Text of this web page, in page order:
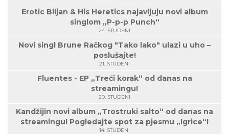
Erotic Biljan & His Heretics najavljuju novi album
singlom „P-p-p Punch“
24. STUDENI
Novi singl Brune Račkog "Tako lako" ulazi u uho –
poslušajte!
21. STUDENI
Fluentes - EP „Treći korak“ od danas na
streamingu!
20. STUDENI
Kandžijin novi album „Trostruki salto“ od danas na
streamingu! Pogledajte spot za pjesmu „Igrice“!
14. STUDENI